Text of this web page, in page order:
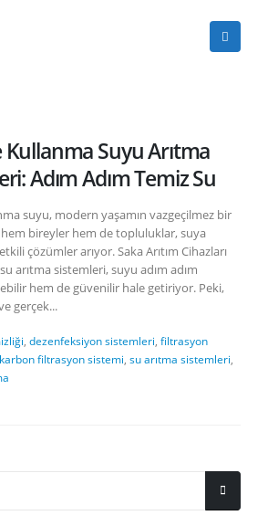
Kullanma Suyu Arıtma
Adım Adım Temiz Su
suyu, modern yaşamın vazgeçilmez bir
hem bireyler hem de topluluklar, suya
çözümler arıyor. Saka Arıtım Cihazları
arıtma sistemleri, suyu adım adım
hem de güvenilir hale getiriyor. Peki,
gerçek...
, dezenfeksiyon sistemleri, filtrasyon
karbon filtrasyon sistemi, su arıtma sistemleri,